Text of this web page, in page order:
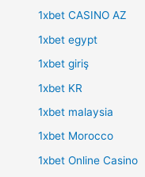
1xbet CASINO AZ
1xbet egypt
1xbet giriş
1xbet KR
1xbet malaysia
1xbet Morocco
1xbet Online Casino